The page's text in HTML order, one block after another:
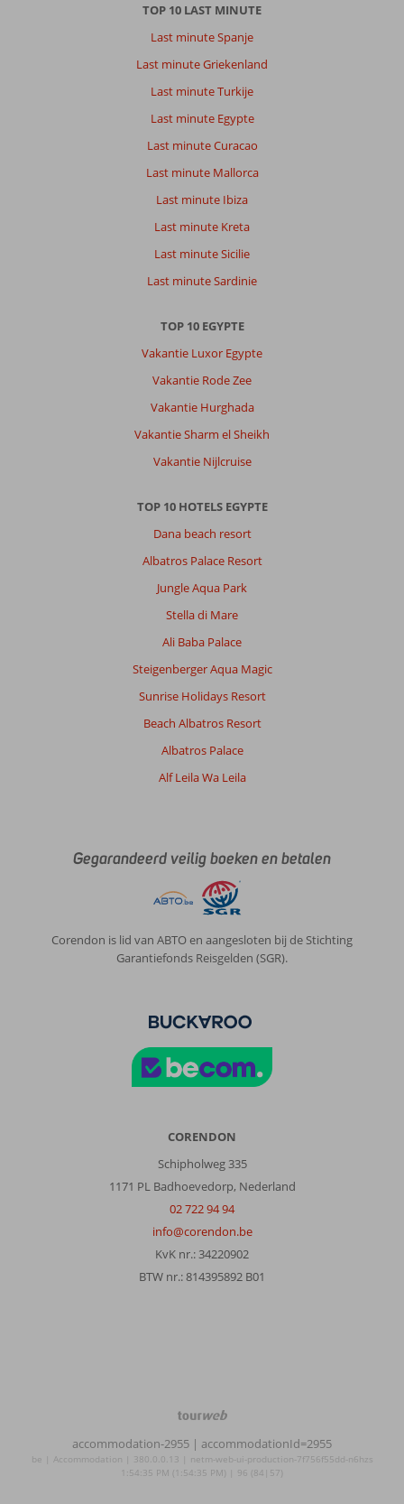
TOP 10 LAST MINUTE
Last minute Spanje
Last minute Griekenland
Last minute Turkije
Last minute Egypte
Last minute Curacao
Last minute Mallorca
Last minute Ibiza
Last minute Kreta
Last minute Sicilie
Last minute Sardinie
TOP 10 EGYPTE
Vakantie Luxor Egypte
Vakantie Rode Zee
Vakantie Hurghada
Vakantie Sharm el Sheikh
Vakantie Nijlcruise
TOP 10 HOTELS EGYPTE
Dana beach resort
Albatros Palace Resort
Jungle Aqua Park
Stella di Mare
Ali Baba Palace
Steigenberger Aqua Magic
Sunrise Holidays Resort
Beach Albatros Resort
Albatros Palace
Alf Leila Wa Leila
Gegarandeerd veilig boeken en betalen
Corendon is lid van ABTO en aangesloten bij de Stichting
Garantiefonds Reisgelden (SGR).
CORENDON
Schipholweg 335
1171 PL Badhoevedorp, Nederland
02 722 94 94
info@corendon.be
KvK nr.: 34220902
BTW nr.: 814395892 B01
TourWeb
NetMatch
accommodation-2955 | accommodationId=2955
be | Accommodation | 380.0.0.13 | netm-web-ui-production-7f756f55dd-n6hzs
1:54:35 PM (1:54:35 PM) | 96 (84|57)